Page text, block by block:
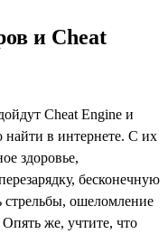
и Cheat
Cheat Engine и
в интернете. С их
здоровье,
бесконечную
стрельбы, ошеломление
же, учтите, что